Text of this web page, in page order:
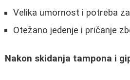
Velika umornost i potreba
Otežano jedenje i pričanje
Nakon skidanja tampona i